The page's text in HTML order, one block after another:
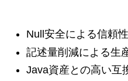
Null安全による信頼
記述量削減による生
Java資産との高い互